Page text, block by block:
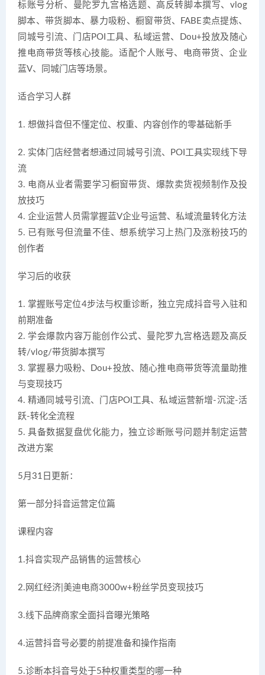
标账号分析、曼陀罗九宫格选题、高反转脚本撰写、vlog
脚本、带货脚本、暴力吸粉、橱窗带货、FABE卖点提炼、
同城号引流、门店POI工具、私域运营、Dou+投放及随心
推电商带货等核心技能。适配个人账号、电商带货、企业
蓝V、同城门店等场景。
适合学习人群
1. 想做抖音但不懂定位、权重、内容创作的零基础新手
2. 实体门店经营者想通过同城号引流、POI工具实现线下导
流
3. 电商从业者需要学习橱窗带货、爆款卖货视频制作及投
放技巧
4. 企业运营人员需掌握蓝V企业号运营、私域流量转化方法
5. 已有账号但流量不佳、想系统学习上热门及涨粉技巧的
创作者
学习后的收获
1. 掌握账号定位4步法与权重诊断，独立完成抖音号入驻和
前期准备
2. 学会爆款内容万能创作公式、曼陀罗九宫格选题及高反
转/vlog/带货脚本撰写
3. 掌握暴力吸粉、Dou+投放、随心推电商带货等流量助推
与变现技巧
4. 精通同城号引流、门店POI工具、私域运营新增-沉淀-活
跃-转化全流程
5. 具备数据复盘优化能力，独立诊断账号问题并制定运营
改进方案
5月31日更新：
第一部分抖音运营定位篇
课程内容
1.抖音实现产品销售的运营核心
2.网红经济|美迪电商3000w+粉丝学员变现技巧
3.线下品牌商家全面抖音曝光策略
4.运营抖音号必要的前提准备和操作指南
5.诊断本抖音号处于5种权重类型的哪一种